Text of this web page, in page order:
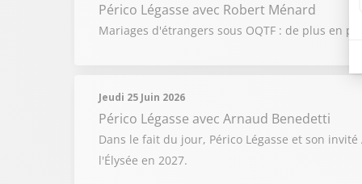
Périco Légasse avec Robert Ménard
Mariages d'étrangers sous OQTF : de plus en
Jeudi 25 Juin 2026
Périco Légasse avec Arnaud Benedetti
Dans le fait du jour, Périco Légasse et son
l'Élysée en 2027.